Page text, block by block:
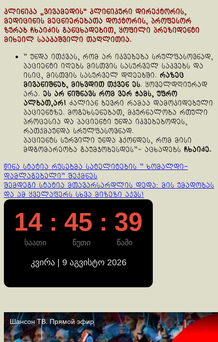
კლინიკა „ვივამედის“ კლინიკური დირექტორის,
მედიცინის მეცნიერებათა დოქტორის, პროფესორ
ზურაბ ჩხაიძის განცხადებით, ყოფილი პრეზიდენტი
მიხეილ სააკაშვილი თაღლითია.
” უნდა ითქვას, რომ არ იკვებება სრულფასოვნად,
პაციენტი იღებს მისთვის სასურველ საკვებს და
ისიც, მისთვის სასურველ დღეებში. რაზეც
მივანიშნებ, მიხვდით თქვენ ეს. ყოველდღიურად
არა. ეს არ ნიშნავს რომ ვერ ჭამს, უფრო
ალბათ,არ! ძალიან ბევრი რამაა დამოკიდებული
პაციენტზე. მოგეხსენებათ, მკურნალობა რთული
პროცესია და პაციენტი უნდა იკვებებოდეს,
რათქმაუნდა სრულფასოვნად.
პაციენტს სურვილი უნდა ჰქონდეს, რომ მისი
მდგომარეობა გაუმჯობესდეს”- აცხადებს ჩხაიძე.
Continue
Reading
წინა სტატია რუსებმა სატელიტების ” ხომალდი-
დამლაგებელი” შექმნეს
შემდეგი სტატია მთავარსარდლის დედა: მის უმადობას
და ამ ყველაფერს სხვა მიზეზი აქვს!
14 : 45 : 39
საათი წუთი წამი
კვირა | 9 აგვისტო 2026